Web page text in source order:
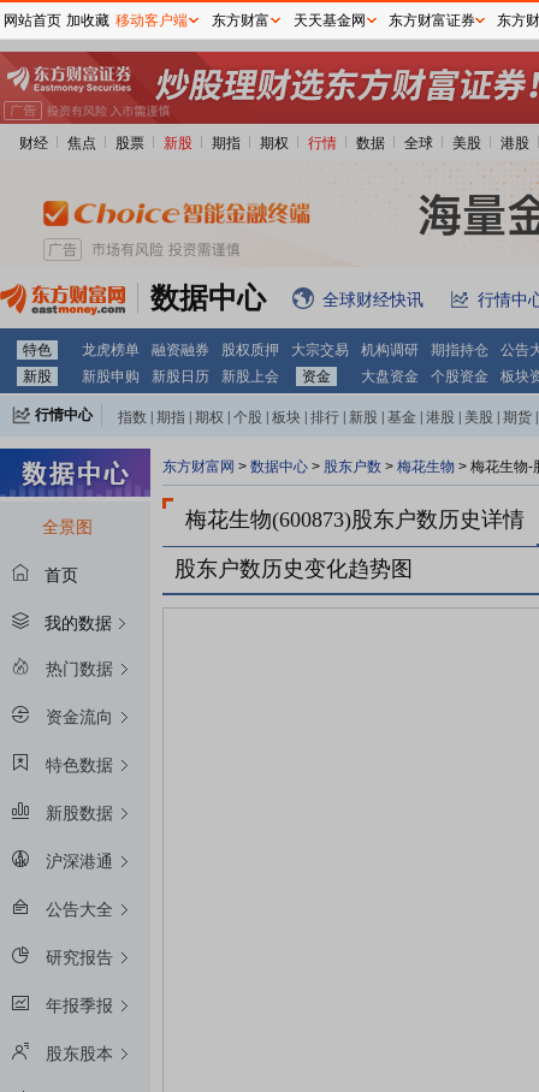
财经 焦点 股票 新股 期指 期权 行情 数据 全球 美股 港股
数据中心 全球财经快讯 行情中
特色 龙虎榜单 融资融券 股权质押 大宗交易 机构调研 期指持仓
公告
新股
新股申购 新股日历 新股上会 资金 大盘资金 个股资金 板块
行情中心 指数 期指 期权 个股 板块 排行 新股 基金 港股 美股 期货
全景图
首页
我的数据
热门数据
资金流向
特色数据
新股数据
沪深港通
公告大全
研究报告
年报季报
股东股本
东方财富网 > 数据中心 > 股东户数 > 梅花生物 > 梅花生物-
梅花生物(600873)股东户数历史详情
股东户数历史变化趋势图
网站首页 加收藏 移动客户端 东方财富 天天基金网 东方财富证券 东方